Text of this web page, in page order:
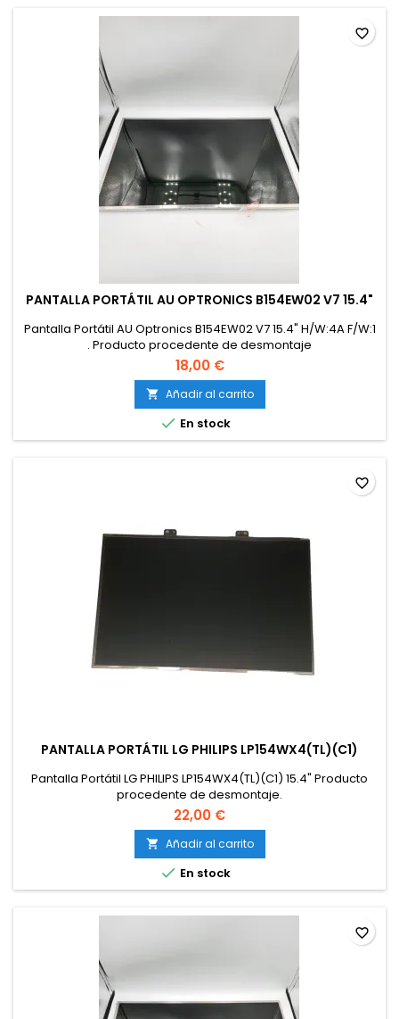
PANTALLA PORTÁTIL AU OPTRONICS B154EW02 V7 15.4"
Pantalla Portátil AU Optronics B154EW02 V7 15.4" H/W:4A F/W:1
. Producto procedente de desmontaje
18,00 €
 Añadir al carrito
 En stock
favorite_border
PANTALLA PORTÁTIL LG PHILIPS LP154WX4(TL)(C1)
Pantalla Portátil LG PHILIPS LP154WX4(TL)(C1) 15.4" Producto
procedente de desmontaje.
22,00 €
 Añadir al carrito
 En stock
favorite_border
favorite_border